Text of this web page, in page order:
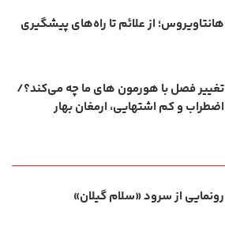
هانتاویروس؛ از علائم تا راه‌های پیشگیری
تغییر فصل با هورمون‌ های ما چه می‌کند؟/
اضطراب و کم‌ اشتهایی، ارمغان بهار
رونمایی از سرود «سلام گیلان»